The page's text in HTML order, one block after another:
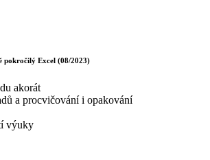
pokročilý Excel (08/2023)
akorát
a procvičování i opakování
výuky